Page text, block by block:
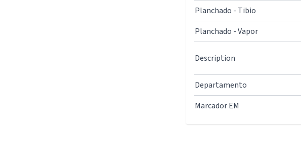
Planchado - Tibio
Planchado - Vapor
Description
Departamento
Marcador EM